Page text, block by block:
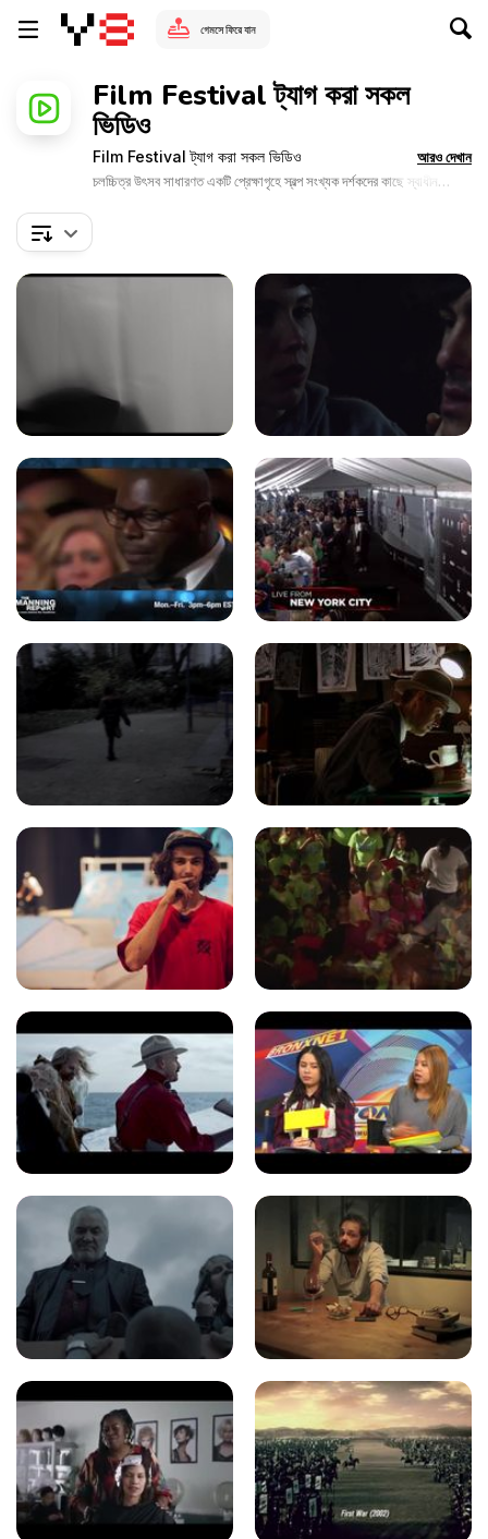
গেমসে ফিরে যান
Film Festival ট্যাগ করা সকল
ভিডিও
Film Festival ট্যাগ করা সকল ভিডিও
চলচ্চিত্র উৎসব সাধারণত একটি প্রেক্ষাগৃহে স্বল্প সংখ্যক দর্শকদের কাছে স্বাধীন
আরও দেখান